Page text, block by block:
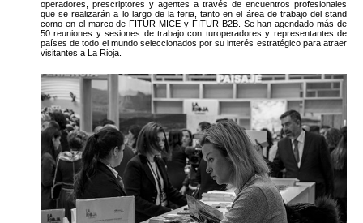
operadores, prescriptores y agentes a través de encuentros profesionales
que se realizarán a lo largo de la feria, tanto en el área de trabajo del stand
como en el marco de FITUR MICE y FITUR B2B. Se han agendado más de
50 reuniones y sesiones de trabajo con turoperadores y representantes de
países de todo el mundo seleccionados por su interés estratégico para atraer
visitantes a La Rioja.